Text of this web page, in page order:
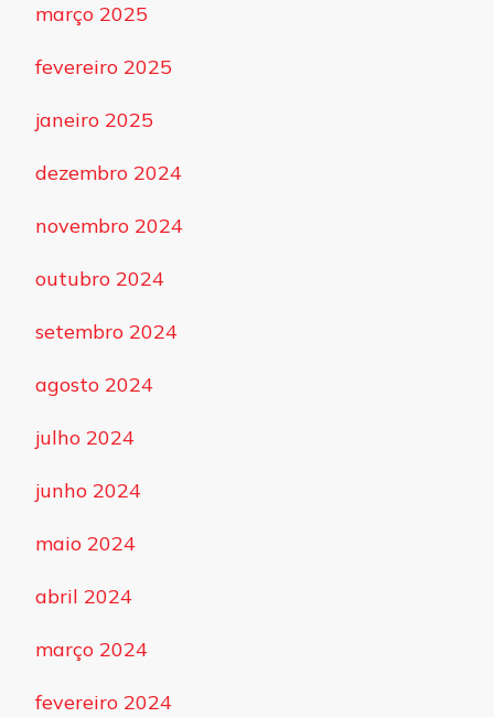
março 2025
fevereiro 2025
janeiro 2025
dezembro 2024
novembro 2024
outubro 2024
setembro 2024
agosto 2024
julho 2024
junho 2024
maio 2024
abril 2024
março 2024
fevereiro 2024